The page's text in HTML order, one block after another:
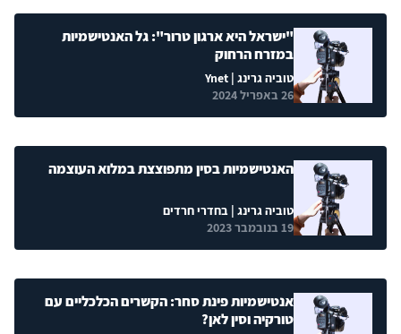
"ישראל היא ארגון טרור": גל האנטישמיות
במזרח הרחוק
טוביה גרינג | Ynet
26 באפריל 2024
האנטישמיות בסין מתפוצצת במלוא העוצמה
טוביה גרינג | בחדרי חרדים
19 בנובמבר 2023
אנטישמיות פינת סחר: הקשרים הכלכליים עם
טורקיה וסין לאן?